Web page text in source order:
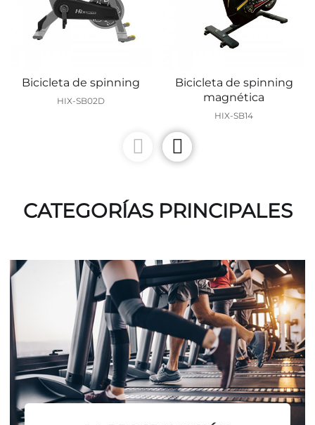
Bicicleta de spinning
HIX-SB02D
Bicicleta de spinning
magnética
HIX-SB14
CATEGORÍAS PRINCIPALES